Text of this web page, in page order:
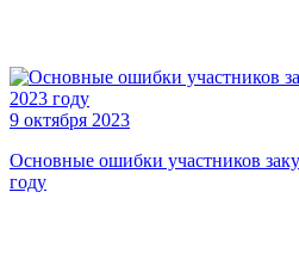
9 октября 2023
Основные ошибки участников
году